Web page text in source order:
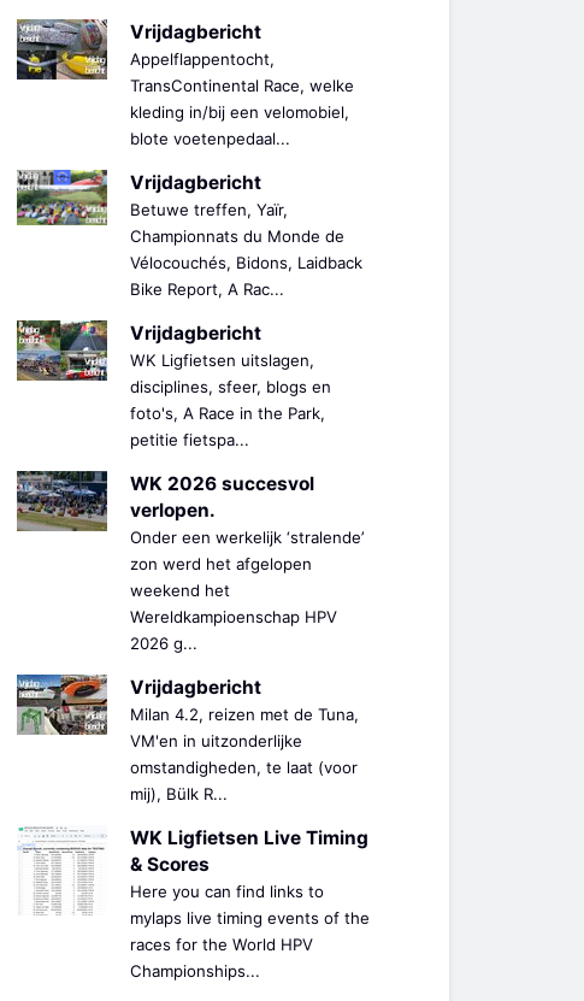
Vrijdagbericht
Appelflappentocht,
TransContinental Race, welke
kleding in/bij een velomobiel,
blote voetenpedaal...
Vrijdagbericht
Betuwe treffen, Yaïr,
Championnats du Monde de
Vélocouchés, Bidons, Laidback
Bike Report, A Rac...
Vrijdagbericht
WK Ligfietsen uitslagen,
disciplines, sfeer, blogs en
foto's, A Race in the Park,
petitie fietspa...
WK 2026 succesvol
verlopen.
Onder een werkelijk ‘stralende’
zon werd het afgelopen
weekend het
Wereldkampioenschap HPV
2026 g...
Vrijdagbericht
Milan 4.2, reizen met de Tuna,
VM'en in uitzonderlijke
omstandigheden, te laat (voor
mij), Bülk R...
WK Ligfietsen Live Timing
& Scores
Here you can find links to
mylaps live timing events of the
races for the World HPV
Championships...